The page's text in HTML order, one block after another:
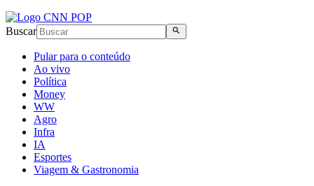
Buscar
Pular para o conteúdo
Ao vivo
Política
Money
WW
Agro
Infra
IA
Esportes
Viagem & Gastronomia